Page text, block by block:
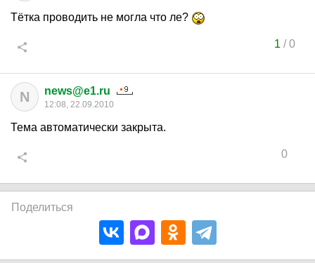
Тётка проводить не могла что ле?
1 /0
N news@e1.ru
12:08, 22.09.2010
Тема автоматически закрыта.
0
Поделиться